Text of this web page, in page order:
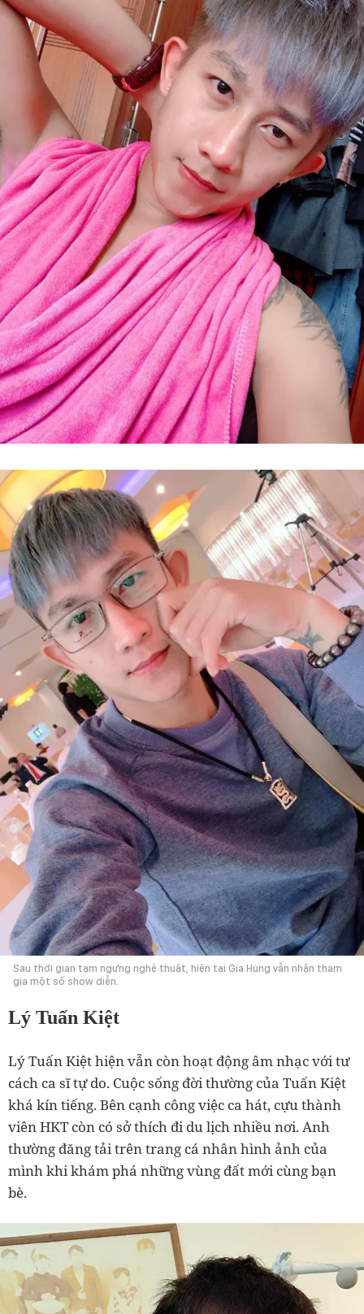
Sau thời gian tạm ngưng nghệ thuật, hiện tại Gia Hùng vẫn nhận tham
gia một số show diễn.
Lý Tuấn Kiệt
Lý Tuấn Kiệt hiện vẫn còn hoạt động âm nhạc với tư
cách ca sĩ tự do. Cuộc sống đời thường của Tuấn Kiệt
khá kín tiếng. Bên cạnh công việc ca hát, cựu thành
viên HKT còn có sở thích đi du lịch nhiều nơi. Anh
thường đăng tải trên trang cá nhân hình ảnh của
mình khi khám phá những vùng đất mới cùng bạn
bè.